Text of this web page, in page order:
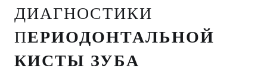
ДИАГНОСТИКИ
ПЕРИОДОНТАЛЬНОЙ
КИСТЫ ЗУБА